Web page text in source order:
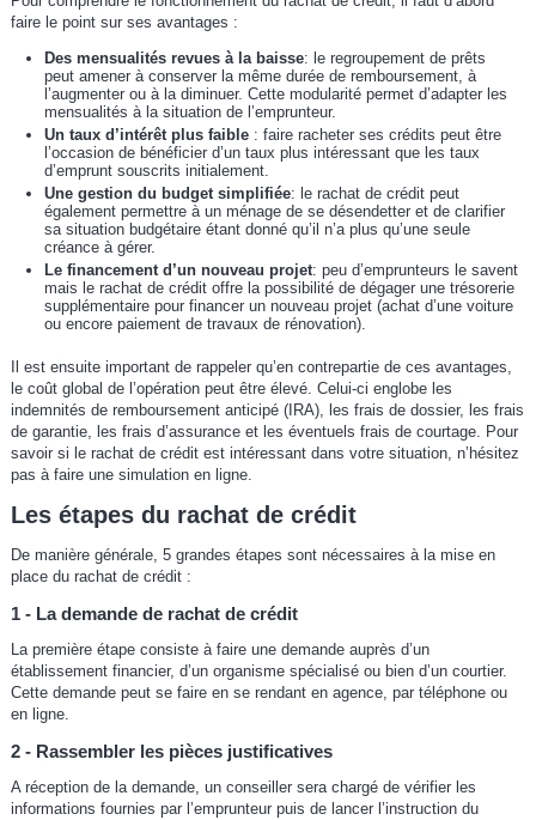
faire le point sur ses avantages :
Des mensualités revues à la baisse: le regroupement de prêts
peut amener à conserver la même durée de remboursement, à
l’augmenter ou à la diminuer. Cette modularité permet d’adapter les
mensualités à la situation de l’emprunteur.
Un taux d’intérêt plus faible : faire racheter ses crédits peut être
l’occasion de bénéficier d’un taux plus intéressant que les taux
d’emprunt souscrits initialement.
Une gestion du budget simplifiée: le rachat de crédit peut
également permettre à un ménage de se désendetter et de clarifier
sa situation budgétaire étant donné qu’il n’a plus qu’une seule
créance à gérer.
Le financement d’un nouveau projet: peu d’emprunteurs le savent
mais le rachat de crédit offre la possibilité de dégager une trésorerie
supplémentaire pour financer un nouveau projet (achat d’une voiture
ou encore paiement de travaux de rénovation).
Il est ensuite important de rappeler qu’en contrepartie de ces avantages,
le coût global de l’opération peut être élevé. Celui-ci englobe les
indemnités de remboursement anticipé (IRA), les frais de dossier, les frais
de garantie, les frais d’assurance et les éventuels frais de courtage. Pour
savoir si le rachat de crédit est intéressant dans votre situation, n’hésitez
pas à faire une simulation en ligne.
Les étapes du rachat de crédit
De manière générale, 5 grandes étapes sont nécessaires à la mise en
place du rachat de crédit :
1 - La demande de rachat de crédit
La première étape consiste à faire une demande auprès d’un
établissement financier, d’un organisme spécialisé ou bien d’un courtier.
Cette demande peut se faire en se rendant en agence, par téléphone ou
en ligne.
2 - Rassembler les pièces justificatives
A réception de la demande, un conseiller sera chargé de vérifier les
informations fournies par l’emprunteur puis de lancer l’instruction du